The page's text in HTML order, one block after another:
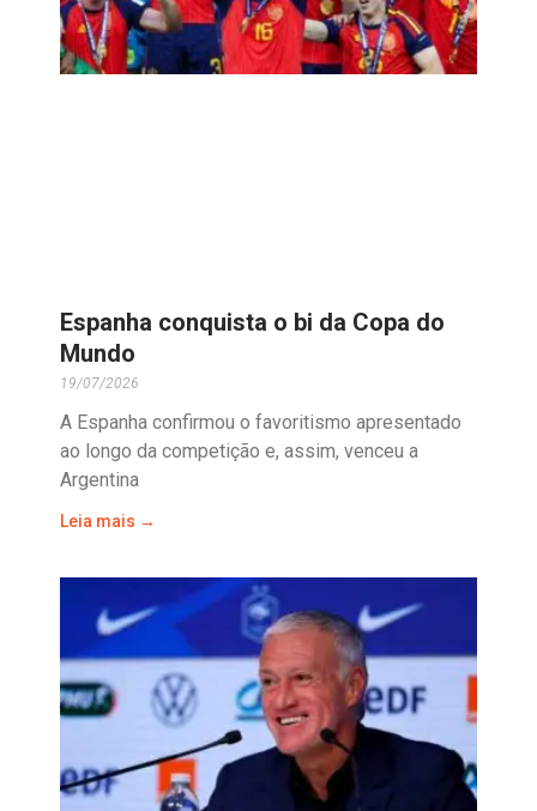
Espanha conquista o bi da Copa do
Mundo
19/07/2026
A Espanha confirmou o favoritismo apresentado
ao longo da competição e, assim, venceu a
Argentina
Leia mais →